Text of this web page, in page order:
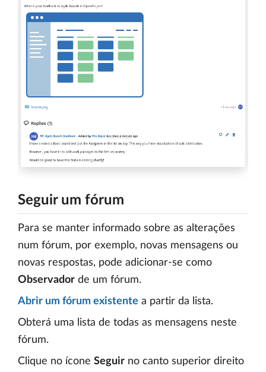
Seguir um fórum
Para se manter informado sobre as alterações
num fórum, por exemplo, novas mensagens ou
novas respostas, pode adicionar-se como
Observador de um fórum.
Abrir um fórum existente a partir da lista.
Obterá uma lista de todas as mensagens neste
fórum.
Clique no ícone Seguir no canto superior direito